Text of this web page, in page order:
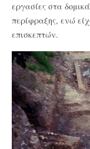
εργασίες στα
περίφραξης, ενώ
επισκεπτών.